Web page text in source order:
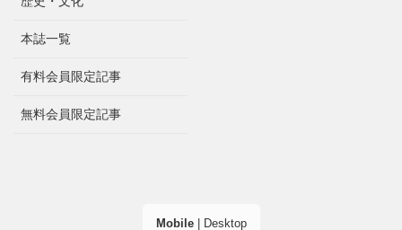
本誌一覧
有料会員限定記事
無料会員限定記事
Mobile| Desktop